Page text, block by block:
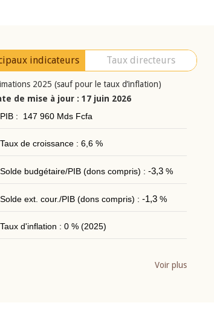
indicateurs Taux directeurs
2025 (sauf pour le taux d’inflation)
de mise à jour : 17 juin 2026
PIB : 147 960 Mds Fcfa
Taux de croissance : 6,6 %
Solde budgétaire/PIB (dons compris) : -3,3%
Solde ext. cour./PIB (dons compris) : -1,3%
Taux d'inflation : 0 % (2025)
Voir plus